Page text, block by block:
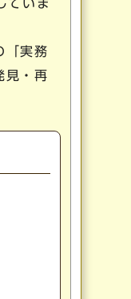
ていま
「実務
見・再